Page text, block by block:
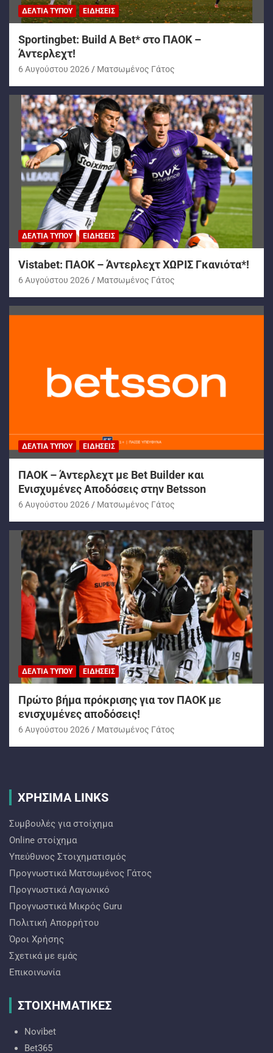
ΔΕΛΤΊΑ ΤΎΠΟΥ ΕΙΔΉΣΕΙΣ
Sportingbet: Build A Bet* στο ΠΑΟΚ –
Άντερλεχτ!
6 Αυγούστου 2026 Ματσωμένος Γάτος
ΔΕΛΤΊΑ ΤΎΠΟΥ ΕΙΔΉΣΕΙΣ
Vistabet: ΠΑΟΚ – Άντερλεχτ ΧΩΡΙΣ Γκανιότα*!
6 Αυγούστου 2026 Ματσωμένος Γάτος
ΔΕΛΤΊΑ ΤΎΠΟΥ ΕΙΔΉΣΕΙΣ
ΠΑΟΚ – Άντερλεχτ με Bet Builder και
Ενισχυμένες Αποδόσεις στην Betsson
6 Αυγούστου 2026 Ματσωμένος Γάτος
ΔΕΛΤΊΑ ΤΎΠΟΥ ΕΙΔΉΣΕΙΣ
Πρώτο βήμα πρόκρισης για τον ΠΑΟΚ με
ενισχυμένες αποδόσεις!
6 Αυγούστου 2026 Ματσωμένος Γάτος
ΧΡΗΣΙΜΑ LINKS
Συμβουλές για στοίχημα
Online στοίχημα
Υπεύθυνος Στοιχηματισμός
Προγνωστικά Ματσωμένος Γάτος
Προγνωστικά Λαγωνικό
Προγνωστικά Mικρός Guru
Πολιτική Απορρήτου
Όροι Χρήσης
Σχετικά με εμάς
Επικοινωνία
ΣΤΟΙΧΗΜΑΤΙΚΕΣ
Novibet
Bet365